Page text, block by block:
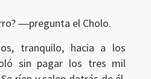
―pregunta el Cholo.
tranquilo, hacia a los
sin pagar los tres mil